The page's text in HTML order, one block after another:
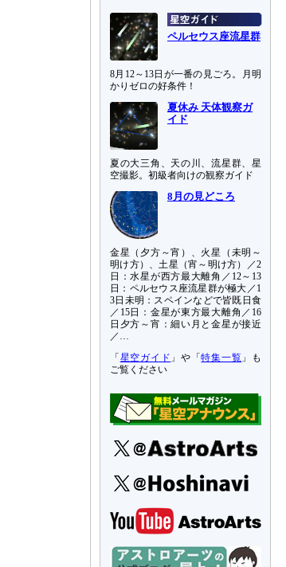
ペルセウス座流星群
8月12～13日が一番の見ごろ。月明
かりゼロの好条件！
夏休み 天体観察ガ
イド
夏の大三角、天の川、流星群、星
空撮影。初級者向けの観察ガイド
8月の見どころ
金星（夕方～宵）、火星（未明～
明け方）、土星（宵～明け方）／2
日：水星が西方最大離角／12～13
日：ペルセウス座流星群が極大／1
3日未明：スペインなどで皆既日食
／15日：金星が東方最大離角／16
日夕方～宵：細い月と金星が接近
／…
「 星空ガイド 」や「特集一覧 」も
ご覧ください